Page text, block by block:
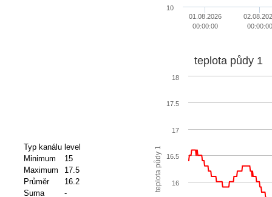
01.08.2026
00:00:00
00:00:00
10
Typ kanálu level
Minimum
15
Maximum
17.5
Průměr
16.2
Suma
-
teplota půdy 1
teplota půdy 1
16
16.5
17
17.5
18